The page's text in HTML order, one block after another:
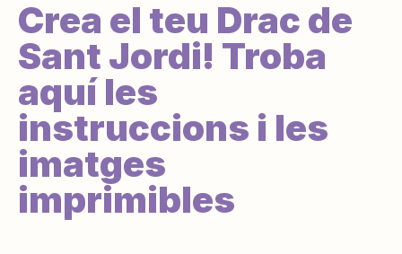
Crea el teu Drac de
Sant Jordi! Troba
aquí les
instruccions i les
imatges
imprimibles